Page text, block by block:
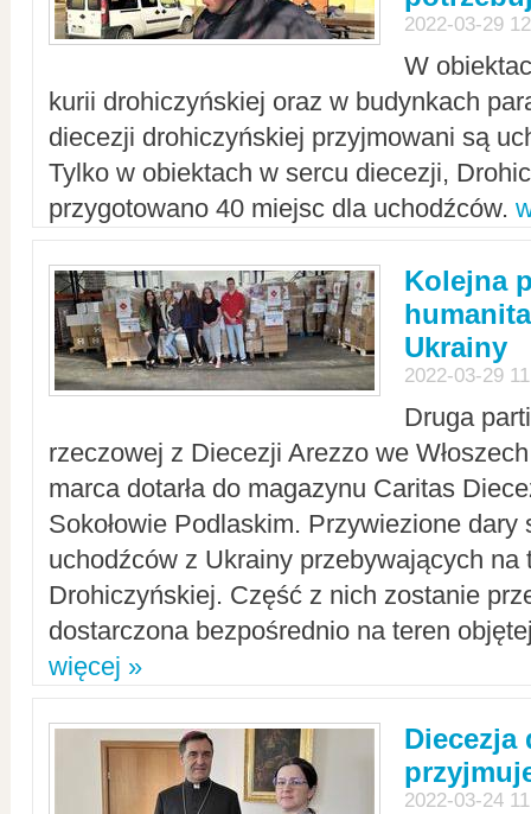
2022-03-29
W
kurii drohiczyńskiej oraz w budynkach
diecezji drohiczyńskiej przyjmowani są
Tylko w obiektach w sercu diecezji,
przygotowano 40 miejsc dla uchodźców.
Kolejna
Ukrainy
2022-03-29
Druga
rzeczowej z Diecezji Arezzo we
marca dotarła do magazynu Caritas
Sokołowie Podlaskim. Przywiezione dary
uchodźców z Ukrainy przebywających na
Drohiczyńskiej. Część z nich zostanie
dostarczona bezpośrednio na teren
więcej »
Diecezja
2022-03-24